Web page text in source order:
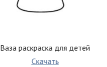
Ваза раскраска для детей
Скачать